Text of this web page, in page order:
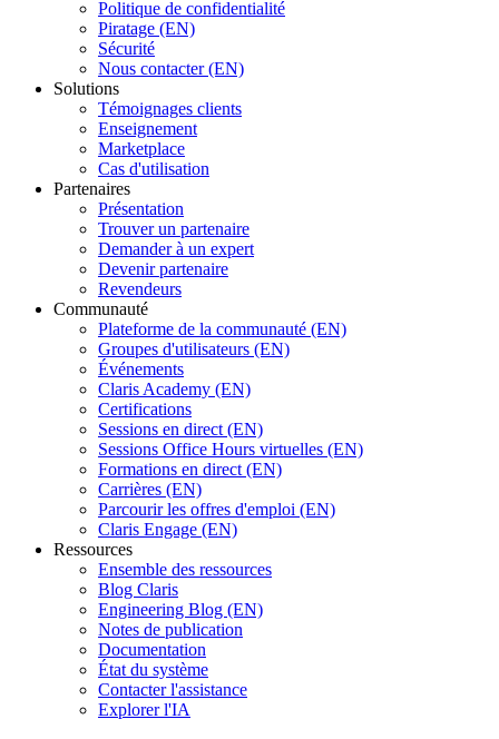
Politique de confidentialité
Piratage (EN)
Sécurité
Nous contacter (EN)
Solutions
Témoignages clients
Enseignement
Marketplace
Cas d'utilisation
Partenaires
Présentation
Trouver un partenaire
Demander à un expert
Devenir partenaire
Revendeurs
Communauté
Plateforme de la communauté (EN)
Groupes d'utilisateurs (EN)
Événements
Claris Academy (EN)
Certifications
Sessions en direct (EN)
Sessions Office Hours virtuelles (EN)
Formations en direct (EN)
Carrières (EN)
Parcourir les offres d'emploi (EN)
Claris Engage (EN)
Ressources
Ensemble des ressources
Blog Claris
Engineering Blog (EN)
Notes de publication
Documentation
État du système
Contacter l'assistance
Explorer l'IA